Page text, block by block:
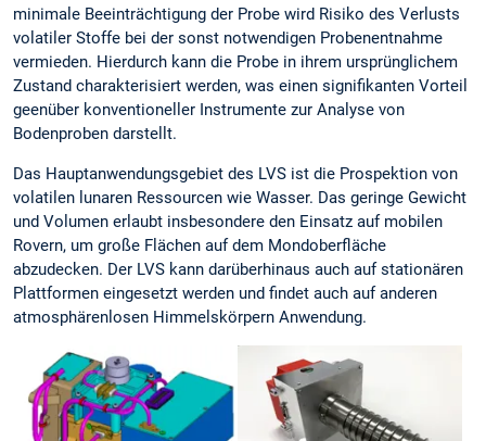
minimale Beeinträchtigung der Probe wird Risiko des Verlusts
volatiler Stoffe bei der sonst notwendigen Probenentnahme
vermieden. Hierdurch kann die Probe in ihrem ursprünglichem
Zustand charakterisiert werden, was einen signifikanten Vorteil
geenüber konventioneller Instrumente zur Analyse von
Bodenproben darstellt.
Das Hauptanwendungsgebiet des LVS ist die Prospektion von
volatilen lunaren Ressourcen wie Wasser. Das geringe Gewicht
und Volumen erlaubt insbesondere den Einsatz auf mobilen
Rovern, um große Flächen auf dem Mondoberfläche
abzudecken. Der LVS kann darüberhinaus auch auf stationären
Plattformen eingesetzt werden und findet auch auf anderen
atmosphärenlosen Himmelskörpern Anwendung.